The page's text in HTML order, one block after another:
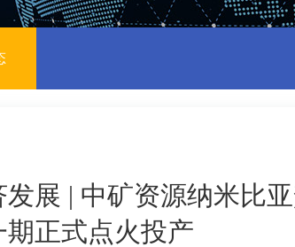
展 | 中矿资源纳米比
正式点火投产